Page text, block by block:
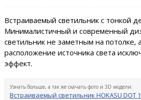
Встраиваемый светильник с тонкой
Минималистичный и современный
светильник не заметным на потолке,
расположение источника света
эффект.
Узнать больше, а так же скачать фото и 3D модели:
Встраиваемый светильник HOKASU DOT